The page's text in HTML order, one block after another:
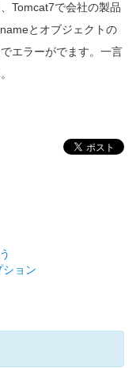
Tomcat7で会社の製品
とオブジェクトの
エラーがでます。一言
ョン